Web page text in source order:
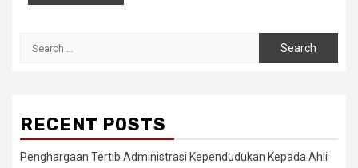
RECENT POSTS
Penghargaan Tertib Administrasi Kependudukan Kepada Ahli